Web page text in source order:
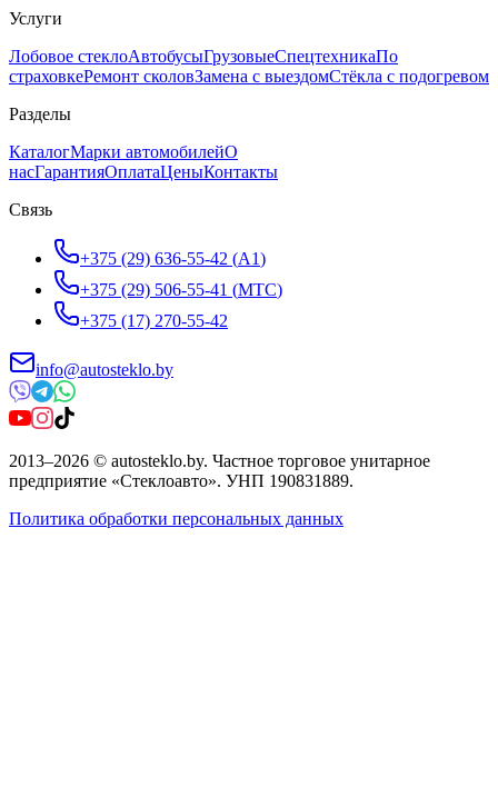
Услуги
Лобовое стеклоАвтобусыГрузовыеСпецтехникаПо
страховкеРемонт сколовЗамена с выездомСтёкла с подогревом
Разделы
КаталогМарки автомобилейО
насГарантияОплатаЦеныКонтакты
Связь
+375 (29) 636-55-42 (A1)
+375 (29) 506-55-41 (МТС)
+375 (17) 270-55-42
info@autosteklo.by
2013–2026 © autosteklo.by. Частное торговое унитарное
предприятие «Стеклоавто». УНП 190831889.
Политика обработки персональных данных